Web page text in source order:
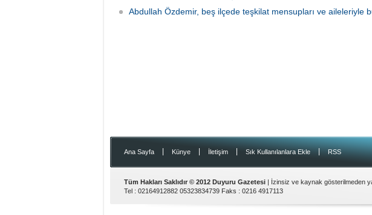
Abdullah Özdemir, beş ilçede teşkilat mensupları ve aileleriyle
Ana Sayfa Künye İletişim Sık Kullanılanlara Ekle | RSS
Tüm Hakları Saklıdır © 2012 Duyuru Gazetesi | İzinsiz ve kaynak gösterilmeden
Tel : 02164912882 05323834739 Faks : 0216 4917113